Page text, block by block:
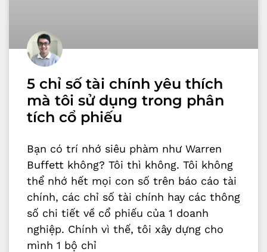
5 chỉ số tài chính yêu thích
mà tôi sử dụng trong phân
tích cổ phiếu
Bạn có trí nhớ siêu phàm như Warren
Buffett không? Tôi thì không. Tôi không
thể nhớ hết mọi con số trên báo cáo tài
chính, các chỉ số tài chính hay các thông
số chi tiết về cổ phiếu của 1 doanh
nghiệp. Chính vì thế, tôi xây dựng cho
mình 1 bộ chỉ